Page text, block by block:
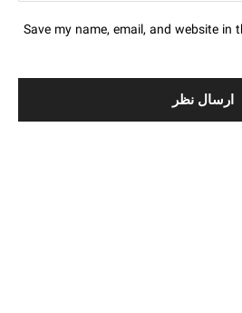
Save my name, email, and website